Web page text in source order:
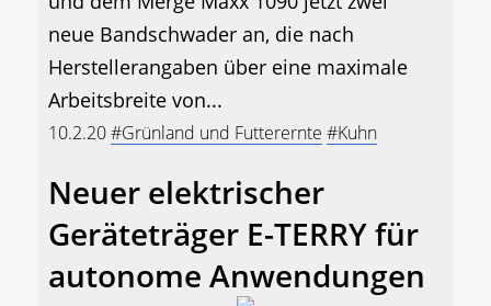
neue Bandschwader an, die nach
Herstellerangaben über eine maximale
Arbeitsbreite von...
10.2.20#Grünland und Futterernte #Kuhn
Neuer elektrischer
Geräteträger E-TERRY für
autonome Anwendungen